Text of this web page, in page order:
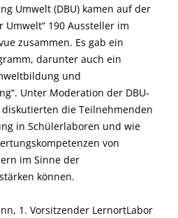
Umwelt (DBU) kamen auf der
Umwelt“ 190 Aussteller im
zusammen. Es gab ein
darunter auch ein
und
Unter Moderation der DBU-
die Teilnehmenden
in Schülerlaboren und wie
von
im Sinne der
können.
1. Vorsitzender LernortLabor